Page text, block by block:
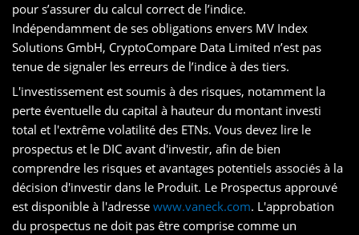
pour s’assurer du calcul correct de l’indice.
Indépendamment de ses obligations envers MV Index
Solutions GmbH, CryptoCompare Data Limited n’est pas
tenue de signaler les erreurs de l’indice à des tiers.
L'investissement est soumis à des risques, notamment la
perte éventuelle du capital à hauteur du montant investi
total et l'extrême volatilité des ETNs. Vous devez lire le
prospectus et le DIC avant d'investir, afin de bien
comprendre les risques et avantages potentiels associés à la
décision d'investir dans le Produit. Le Prospectus approuvé
est disponible à l'adresse www.vaneck.com. L'approbation
du prospectus ne doit pas être comprise comme un